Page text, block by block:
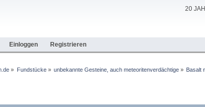
20
Einloggen Registrieren
» Fundstücke» unbekannte Gesteine, auch meteoritenverdächtige» Basalt